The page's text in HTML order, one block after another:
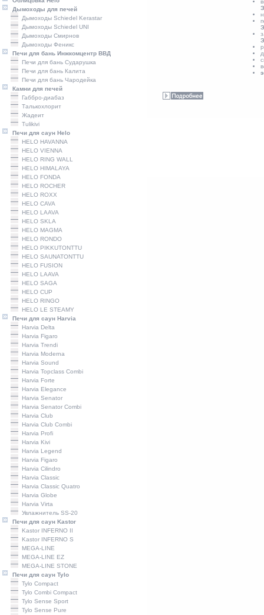
Дымоходы для печей
Дымоходы Schiedel Kerastar
Дымоходы Schiedel UNI
Дымоходы Смирнов
Дымоходы Феникс
Печи для бань Инжкомцентр ВВД
Печи для бань Сударушка
Печи для бань Калита
Печи для бань Чародейка
Камни для печей
Габбро-диабаз
Талькохлорит
Жадеит
Tulikivi
Печи для саун Helo
HELO HAVANNA
HELO VIENNA
HELO RING WALL
HELO HIMALAYA
HELO FONDA
HELO ROCHER
HELO ROXX
HELO CAVA
HELO LAAVA
HELO SKLA
HELO MAGMA
HELO RONDO
HELO PIKKUTONTTU
HELO SAUNATONTTU
HELO FUSION
HELO LAAVA
HELO SAGA
HELO CUP
HELO RINGO
HELO LE STEAMY
Печи для саун Harvia
Harviа Delta
Harviа Figaro
Harviа Trendi
Harviа Moderna
Harviа Sound
Harvia Topclass Combi
Harvia Forte
Harvia Elegance
Harvia Senator
Harvia Senator Combi
Harvia Сlub
Harvia Club Combi
Harvia Profi
Harviа Kivi
Harvia Legend
Harvia Figaro
Harvia Cilindro
Harviа Classic
Harvia Classic Quatro
Harvia Globe
Harvia Virta
Увлажнитель SS-20
Печи для саун Kastor
Kastor INFERNO II
Kastor INFERNO S
MEGA-LINE
MEGA-LINE EZ
MEGA-LINE STONE
Печи для саун Tylo
Tylo Compact
Tylo Combi Compact
Tylo Sense Sport
Tylo Sense Pure